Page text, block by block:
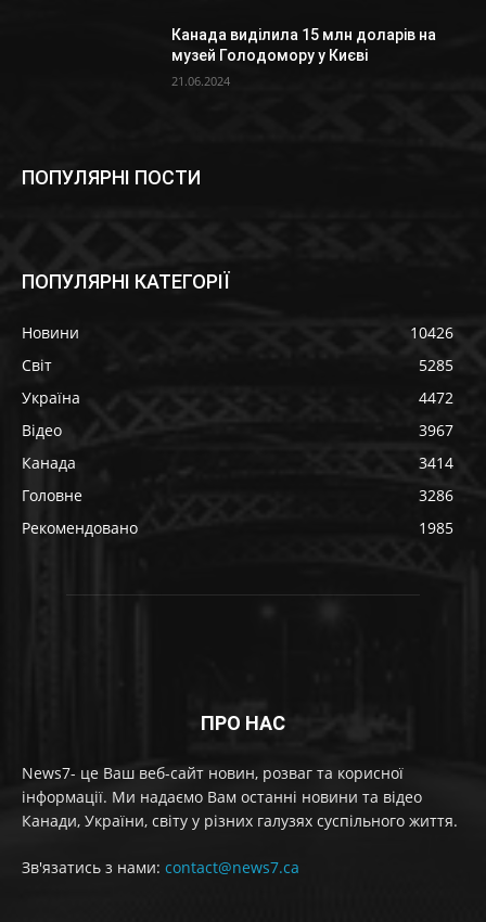
Канада виділила 15 млн доларів на
музей Голодомору у Києві
21.06.2024
ПОПУЛЯРНІ ПОСТИ
ПОПУЛЯРНІ КАТЕГОРІЇ
Новини
10426
Світ
5285
Україна
4472
Відео
3967
Канада
3414
Головне
3286
Рекомендовано
1985
ПРО НАС
News7- це Ваш веб-сайт новин, розваг та корисної
інформації. Ми надаємо Вам останні новини та відео
Канади, України, світу у різних галузях суспільного життя.
Зв'язатись з нами: contact@news7.ca